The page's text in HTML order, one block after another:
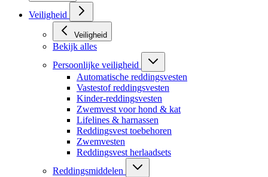
Veiligheid
Veiligheid
Bekijk alles
Persoonlijke veiligheid
Automatische reddingsvesten
Vastestof reddingsvesten
Kinder-reddingsvesten
Zwemvest voor hond & kat
Lifelines & harnassen
Reddingsvest toebehoren
Zwemvesten
Reddingsvest herlaadsets
Reddingsmiddelen